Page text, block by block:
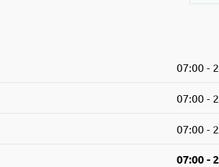
07:00 -
07:00 -
07:00 -
07:00 -